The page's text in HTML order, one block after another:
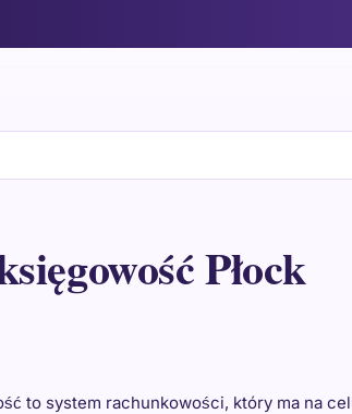
Płock
to system rachunkowości, który ma na